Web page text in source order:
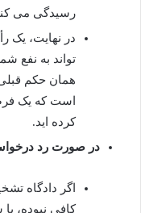
رسیدگی می
در نهایت، یک
تواند به نفع
همان حکم قبلی
است که یک
کرده اید.
در صورت رد
اگر دادگاه
کافی نبوده،